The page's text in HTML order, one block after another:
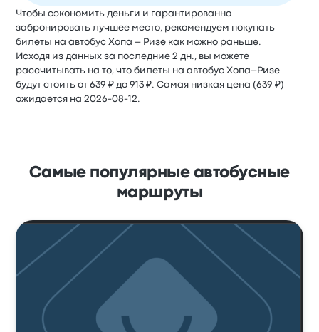
Чтобы сэкономить деньги и гарантированно
забронировать лучшее место, рекомендуем покупать
билеты на автобус Хопа – Ризе как можно раньше.
Исходя из данных за последние 2 дн., вы можете
рассчитывать на то, что билеты на автобус Хопа–Ризе
будут стоить от 639 ₽ до 913 ₽. Самая низкая цена (639 ₽)
ожидается на 2026-08-12.
Самые популярные автобусные
маршруты